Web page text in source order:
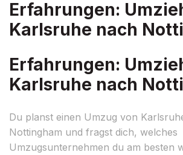
Erfahrungen:
Karlsruhe nach
Erfahrungen:
Karlsruhe nach
Du planst einen Umzug von
Nottingham und fragst dich, welches
Umzugsunternehmen du am besten